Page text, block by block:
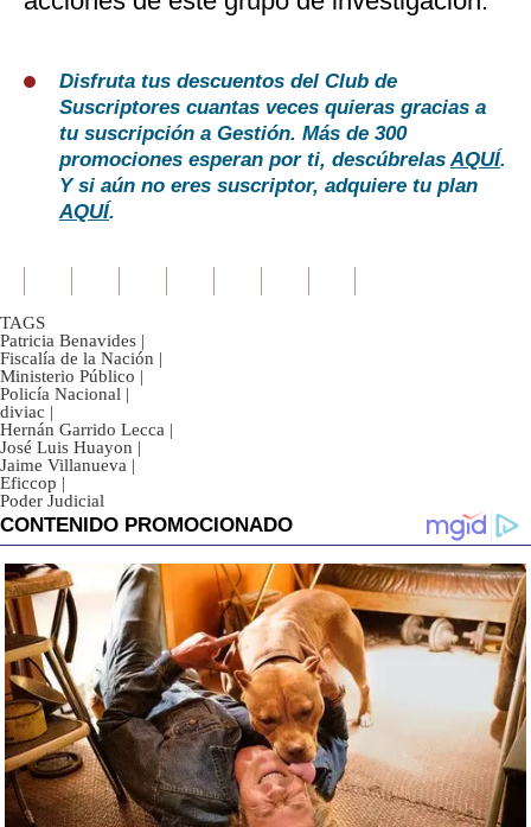
Disfruta tus descuentos del Club de
Suscriptores cuantas veces quieras gracias a
tu suscripción a Gestión. Más de 300
promociones esperan por ti, descúbrelasAQUÍ.
Y si aún no eres suscriptor, adquiere tu plan
AQUÍ.
TAGS
Patricia Benavides |
Fiscalía de la Nación |
Ministerio Público |
Policía Nacional |
diviac |
Hernán Garrido Lecca |
José Luis Huayon |
Jaime Villanueva |
Eficcop |
Poder Judicial